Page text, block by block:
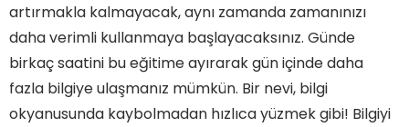
artırmakla kalmayacak, aynı zamanda zamanınızı
daha verimli kullanmaya başlayacaksınız. Günde
birkaç saatini bu eğitime ayırarak gün içinde daha
fazla bilgiye ulaşmanız mümkün. Bir nevi, bilgi
okyanusunda kaybolmadan hızlıca yüzmek gibi! Bilgiyi